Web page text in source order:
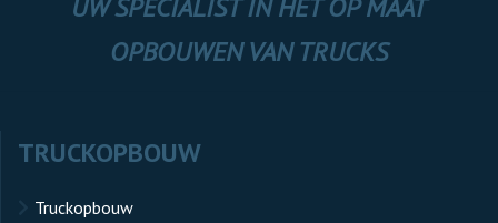
OPBOUWEN VAN TRUCKS
TRUCKOPBOUW
Truckopbouw